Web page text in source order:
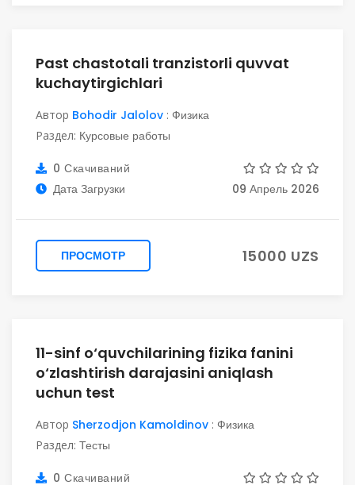
Past chastotali tranzistorli quvvat
kuchaytirgichlari
Автор Bohodir Jalolov : Физика
Раздел: Курсовые работы
0 Скачиваний
Дата Загрузки
09 Апрель 2026
ПРОСМОТР 15000 UZS
11-sinf o‘quvchilarining fizika fanini
o‘zlashtirish darajasini aniqlash
uchun test
Автор Sherzodjon Kamoldinov : Физика
Раздел: Тесты
0 Скачиваний